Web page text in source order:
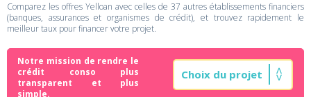
Comparez les offres Yelloan avec celles de 37 autres établissements financiers
(banques, assurances et organismes de crédit), et trouvez rapidement le
meilleur taux pour financer votre projet.
Notre mission de rendre le
crédit conso plus
transparent et plus
simple.